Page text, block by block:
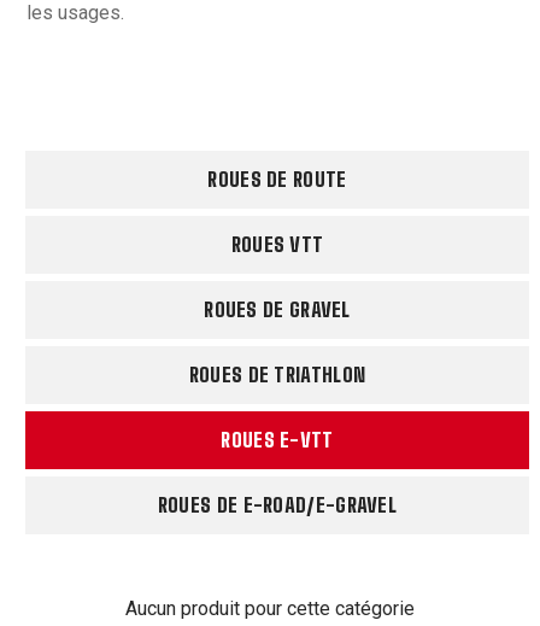
les usages.
ROUES DE ROUTE
ROUES VTT
ROUES DE GRAVEL
ROUES DE TRIATHLON
ROUES E-VTT
ROUES DE E-ROAD/E-GRAVEL
Aucun produit pour cette catégorie